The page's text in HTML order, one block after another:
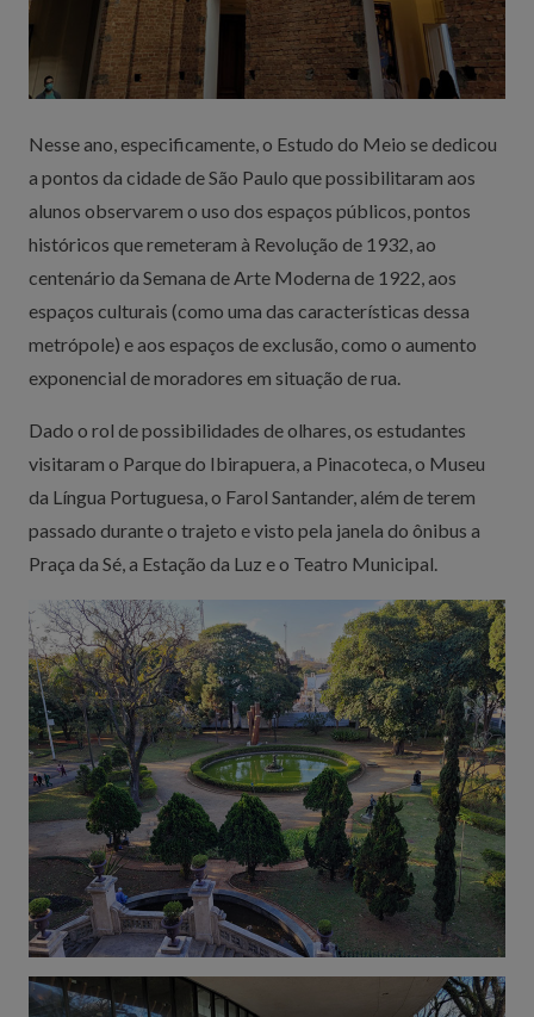
Nesse ano, especificamente, o Estudo do Meio se dedicou
a pontos da cidade de São Paulo que possibilitaram aos
alunos observarem o uso dos espaços públicos, pontos
históricos que remeteram à Revolução de 1932, ao
centenário da Semana de Arte Moderna de 1922, aos
espaços culturais (como uma das características dessa
metrópole) e aos espaços de exclusão, como o aumento
exponencial de moradores em situação de rua.
Dado o rol de possibilidades de olhares, os estudantes
visitaram o Parque do Ibirapuera, a Pinacoteca, o Museu
da Língua Portuguesa, o Farol Santander, além de terem
passado durante o trajeto e visto pela janela do ônibus a
Praça da Sé, a Estação da Luz e o Teatro Municipal.